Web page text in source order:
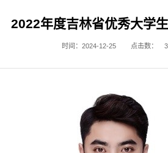
2022年度吉林省优秀大学
时间：2024-12-25 点击数：